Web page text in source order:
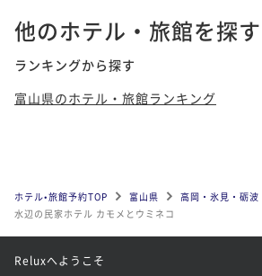
他のホテル・旅館を探す
ランキングから探す
富山県のホテル・旅館ランキング
ホテル•旅館予約TOP 富山県
高岡・氷見・砺波
水辺の民家ホテル カモメとウミネコ
Reluxへようこそ